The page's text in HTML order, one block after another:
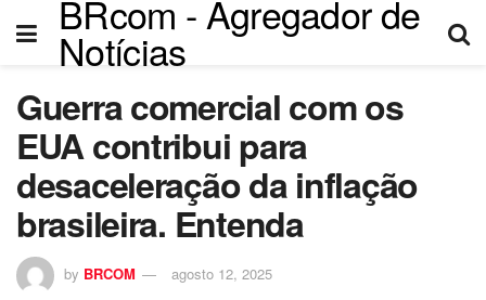
BRcom - Agregador de
Notícias
Guerra comercial com os
EUA contribui para
desaceleração da inflação
brasileira. Entenda
by BRCOM agosto 12, 2025